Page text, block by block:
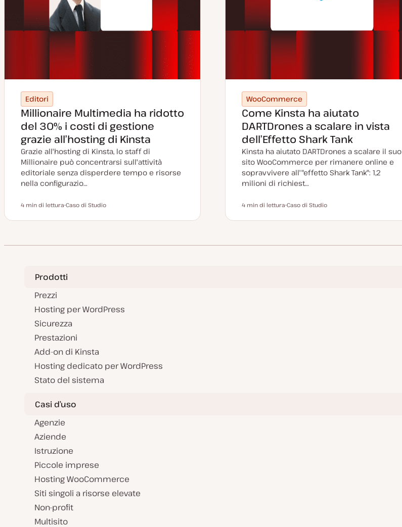
Editori
Millionaire Multimedia ha ridotto
del 30% i costi di gestione
grazie all’hosting di Kinsta
Grazie all'hosting di Kinsta, lo staff di
Millionaire può concentrarsi sull'attività
editoriale senza disperdere tempo e risorse
nella configurazio…
Tempo di lettura
4 min di lettura
y
Caso di Studio
WooCommerce
Come Kinsta ha aiutato
DARTDrones a scalare in vista
dell’Effetto Shark Tank
Kinsta ha aiutato DARTDrones a scalare il suo
sito WooCommerce per rimanere online e
sopravvivere all'"effetto Shark Tank": 1,2
milioni di richiest…
Tempo di lettura
4 min di lettura
y
Caso di Studio
Prodotti
Prezzi
Hosting per WordPress
Sicurezza
Prestazioni
Add-on di Kinsta
Hosting dedicato per WordPress
Stato del sistema
Casi d’uso
Agenzie
Aziende
Istruzione
Piccole imprese
Hosting WooCommerce
Siti singoli a risorse elevate
Non-profit
Multisito